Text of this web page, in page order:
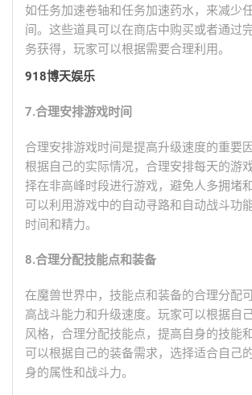
如任务加速卷轴和任务加速药水，来减少
间。这些道具可以在商店中购买或者通过
务获得，玩家可以根据需要合理利用。
918博天娱乐
7.合理安排游戏时间
合理安排游戏时间是提高升级速度的重要
根据自己的实际情况，合理安排每天的游
择在非高峰时段进行游戏，避免人多拥堵
可以利用游戏中的自动寻路和自动战斗功
时间和精力。
8.合理分配技能点和装备
在魔兽世界中，技能点和装备的合理分配
高战斗能力和升级速度。玩家可以根据自
风格，合理分配技能点，提高自身的技能
可以根据自己的装备需求，选择适合自己
身的属性和战斗力。